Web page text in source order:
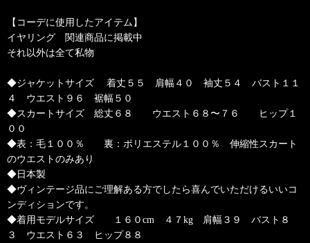
【コーデに使用したアイテム】
イヤリング 関連商品に掲載中
それ以外は全て私物
◆ジャケットサイズ 着丈５５ 肩幅４０ 袖丈５４ バスト１１
４ ウエスト９６ 裾幅５０
◆スカートサイズ 総丈６８ ウエスト６８〜７６ ヒップ１
００
◆表：毛１００％ 裏：ポリエステル１００％ 伸縮性スカート
のウエストのみあり
◆日本製
◆ヴィンテージ品にご理解ある方でしたら喜んでいただけるいいコ
ンディションです。
◆着用モデルサイズ １６０cm ４７kg 肩幅３９ バスト８
３ ウエスト６３ ヒップ８８